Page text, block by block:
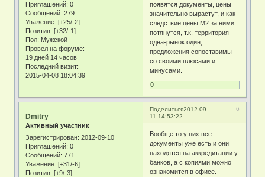
Приглашений: 0
Сообщений: 279
Уважение: [+25/-2]
Позитив: [+32/-1]
Пол: Мужской
Провел на форуме:
19 дней 14 часов
Последний визит:
2015-04-08 18:04:39
появятся документы, цены
значительно вырастут, и как
следствие цены М2 за ними
потянутся, т.к. территория
одна-рынок один,
предложения сопоставимы
со своими плюсами и
минусами.
0
Поделиться 6
2012-09-
11 14:53:22
Dmitry
Активный участник
Зарегистрирован: 2012-09-10
Приглашений: 0
Сообщений: 771
Уважение: [+31/-6]
Позитив: [+9/-3]
Вообще то у них все
документы уже есть и они
находятся на аккредитации у
банков, а с копиями можно
ознакомится в офисе.